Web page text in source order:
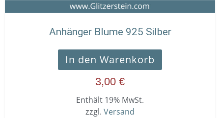
Anhänger Blume 925 Silber
In den Warenkorb
3,00 €
Enthält 19% MwSt.
zzgl. Versand